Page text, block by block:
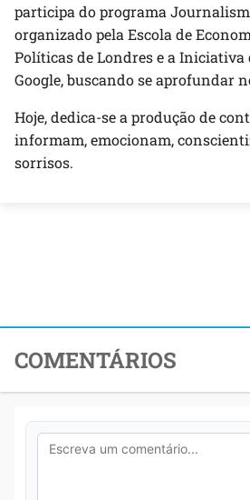
participa do programa
organizado pela Escola de
Políticas de Londres e a Iniciativa
Google, buscando se aprofundar
Hoje, dedica-se a produção de
informam, emocionam,
sorrisos.
COMENTÁRIOS